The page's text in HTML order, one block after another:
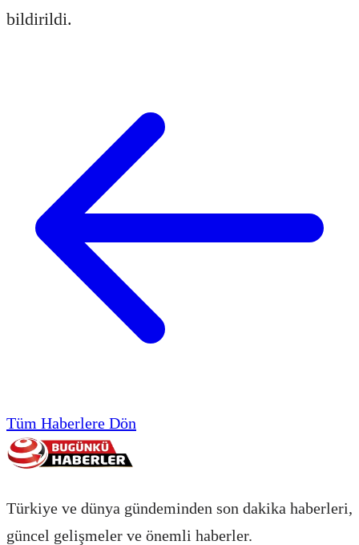
bildirildi.
Tüm Haberlere Dön
Türkiye ve dünya gündeminden son dakika haberleri,
güncel gelişmeler ve önemli haberler.